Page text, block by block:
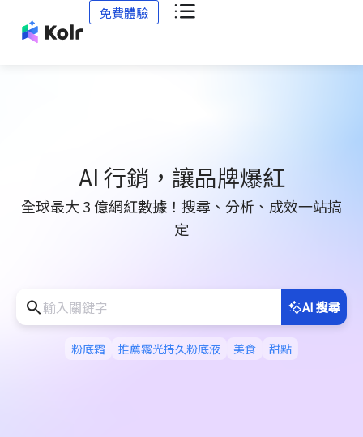
免費體驗
AI 行銷，讓品牌爆紅
全球最大 3 億網紅數據！搜尋、分析、成效一站搞
定
AI 搜尋
粉底霜 推薦霧光持久粉底液 美食 甜點